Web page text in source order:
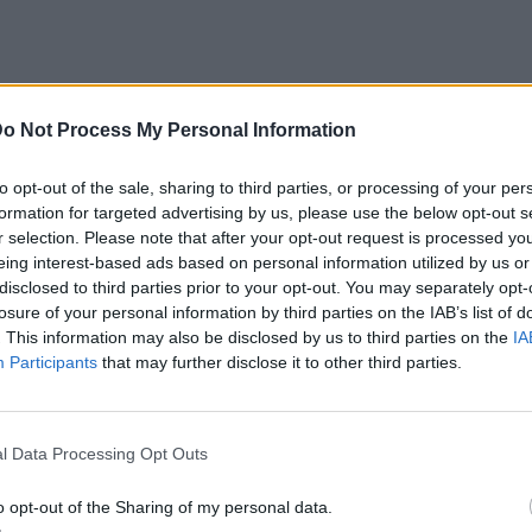
Not Process My Personal Information
opt-out of the sale, sharing to third parties, or processing of your
for targeted advertising by us, please use the below opt-out
selection. Please note that after your opt-out request is processed
interest-based ads based on personal information utilized by us
to third parties prior to your opt-out. You may separately
of your personal information by third parties on the IAB’s list of
This information may also be disclosed by us to third parties on the
Participants that may further disclose it to other third parties.
Data Processing Opt Outs
opt-out of the Sharing of my personal data.
γνωστό πως αύριο, Παρασκευή 12
μηνύσεις από την πλευρά του λαϊκού
πράξεις που έγιναν σε βάρος του και τον
θα μεταβεί στην Εισαγγελία
μήνυση κατά των φυσικών και
του στο Δρομοκαΐτειο.
με ψευδείς καταθέσεις. Είναι μέλη της